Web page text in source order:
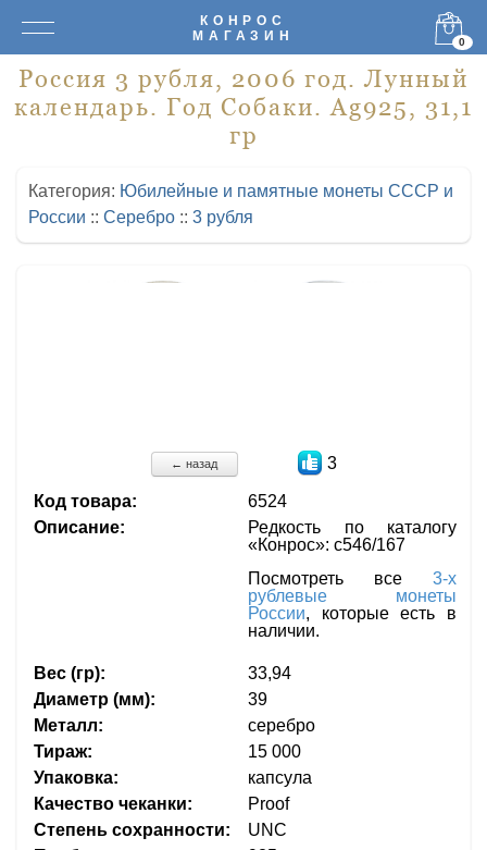
КОНРОС
МАГАЗИН
0
Россия 3 рубля, 2006 год. Лунный
календарь. Год Собаки. Ag925, 31,1
гр
Категория: Юбилейные и памятные монеты СССР и
России :: Серебро :: 3 рубля
← назад 3
Код товара:
6524
Описание:
Редкость по каталогу
«Конрос»: с546/167
Посмотреть все 3-х
рублевые монеты
России, которые есть в
наличии.
Вес (гр):
33,94
Диаметр (мм):
39
Металл:
серебро
Тираж:
15 000
Упаковка:
капсула
Качество чеканки:
Proof
Степень сохранности:
UNC